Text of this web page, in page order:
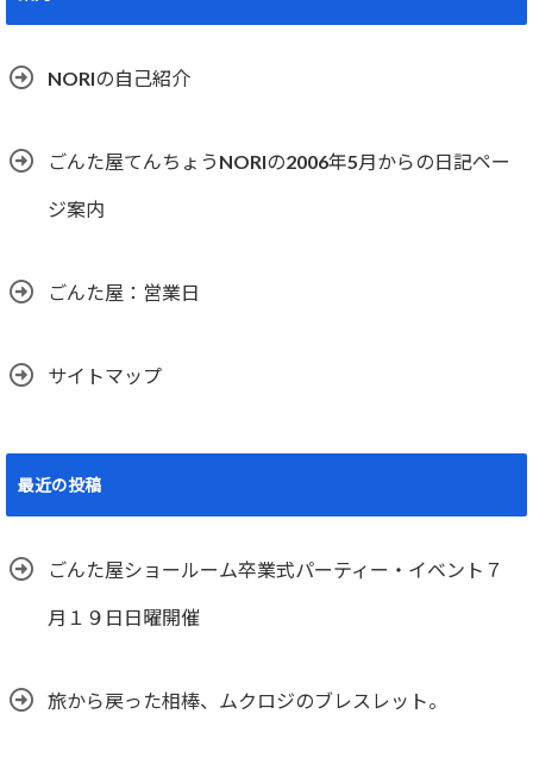
NORIの自己紹介
ごんた屋てんちょうNORIの2006年5月からの日記ペー
ジ案内
ごんた屋：営業日
サイトマップ
最近の投稿
ごんた屋ショールーム卒業式パーティー・イベント７
月１９日日曜開催
旅から戻った相棒、ムクロジのブレスレット。